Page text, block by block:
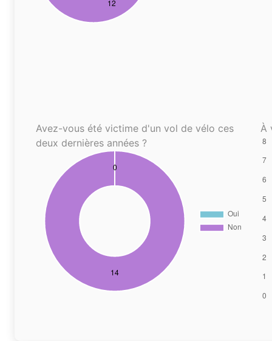
Avez-vous été victime d'un vol de vélo ces
deux dernières années ?
À